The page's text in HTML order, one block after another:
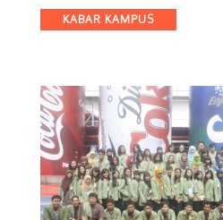
KABAR KAMPUS